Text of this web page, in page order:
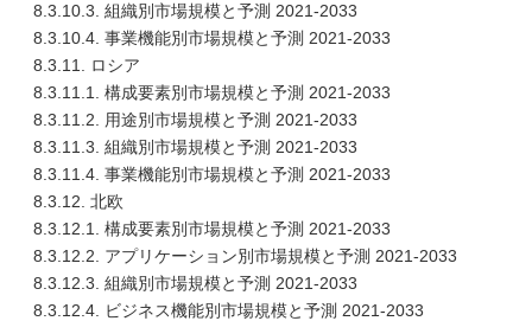
8.3.10.3. 組織別市場規模と予測 2021-2033
8.3.10.4. 事業機能別市場規模と予測 2021-2033
8.3.11. ロシア
8.3.11.1. 構成要素別市場規模と予測 2021-2033
8.3.11.2. 用途別市場規模と予測 2021-2033
8.3.11.3. 組織別市場規模と予測 2021-2033
8.3.11.4. 事業機能別市場規模と予測 2021-2033
8.3.12. 北欧
8.3.12.1. 構成要素別市場規模と予測 2021-2033
8.3.12.2. アプリケーション別市場規模と予測 2021-2033
8.3.12.3. 組織別市場規模と予測 2021-2033
8.3.12.4. ビジネス機能別市場規模と予測 2021-2033